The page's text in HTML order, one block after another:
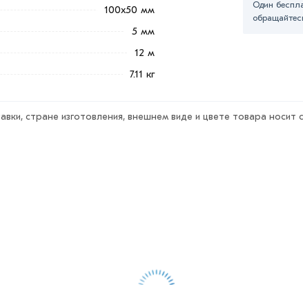
мм из категорииШвеллер гнутый
и области. Наши профессиональные
условий доставки или
100x50 мм
5 мм
12 м
7.11 кг
Один
стране изготовления, внешнем виде и цвете товара